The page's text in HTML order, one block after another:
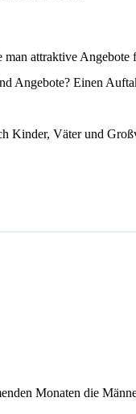
attraktive
Angebote? Einen
Kinder, Väter und
Monaten die